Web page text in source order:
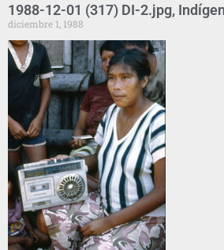
1988-12-01 (317) DI-2.jpg,
diciembre 1, 1988